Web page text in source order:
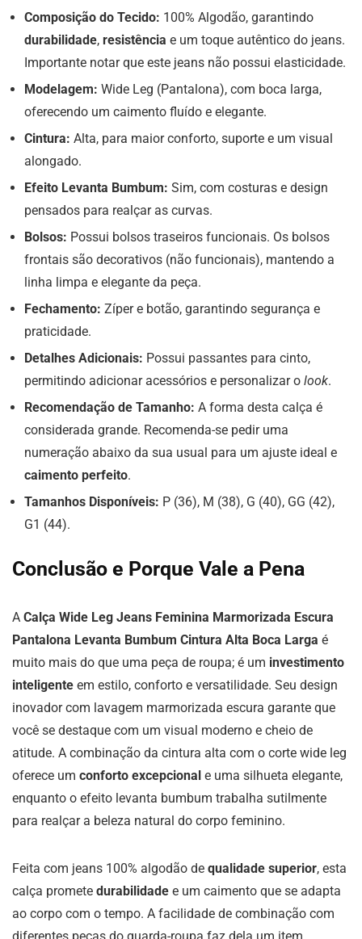
Composição do Tecido: 100% Algodão, garantindo
durabilidade, resistência e um toque autêntico do jeans.
Importante notar que este jeans não possui elasticidade.
Modelagem: Wide Leg (Pantalona), com boca larga,
oferecendo um caimento fluído e elegante.
Cintura: Alta, para maior conforto, suporte e um visual
alongado.
Efeito Levanta Bumbum: Sim, com costuras e design
pensados para realçar as curvas.
Bolsos: Possui bolsos traseiros funcionais. Os bolsos
frontais são decorativos (não funcionais), mantendo a
linha limpa e elegante da peça.
Fechamento: Zíper e botão, garantindo segurança e
praticidade.
Detalhes Adicionais: Possui passantes para cinto,
permitindo adicionar acessórios e personalizar o look.
Recomendação de Tamanho: A forma desta calça é
considerada grande. Recomenda-se pedir uma
numeração abaixo da sua usual para um ajuste ideal e
caimento perfeito.
Tamanhos Disponíveis: P (36), M (38), G (40), GG (42),
G1 (44).
Conclusão e Porque Vale a Pena
A Calça Wide Leg Jeans Feminina Marmorizada Escura
Pantalona Levanta Bumbum Cintura Alta Boca Larga é
muito mais do que uma peça de roupa; é um investimento
inteligente em estilo, conforto e versatilidade. Seu design
inovador com lavagem marmorizada escura garante que
você se destaque com um visual moderno e cheio de
atitude. A combinação da cintura alta com o corte wide leg
oferece um conforto excepcional e uma silhueta elegante,
enquanto o efeito levanta bumbum trabalha sutilmente
para realçar a beleza natural do corpo feminino.
Feita com jeans 100% algodão de qualidade superior, esta
calça promete durabilidade e um caimento que se adapta
ao corpo com o tempo. A facilidade de combinação com